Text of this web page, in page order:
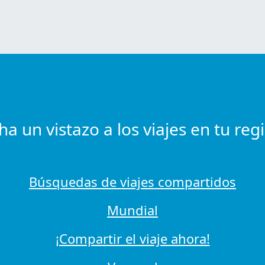
un vistazo a los viajes en tu
Búsquedas de viajes compartidos
Mundial
¡Compartir el viaje ahora!